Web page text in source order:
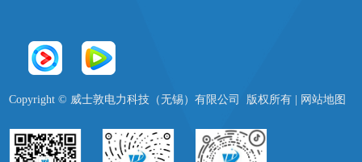
Copyright © 威士敦电力科技（无锡）有限公司 版权所有 | 网站地图